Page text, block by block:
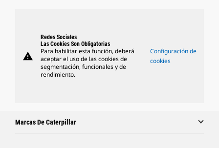
warning
Redes Sociales
Las Cookies Son Obligatorias
Para habilitar esta función, deberá
aceptar el uso de las cookies de
segmentación, funcionales y de
rendimiento.
Configuración de
cookies
Marcas De Caterpillar